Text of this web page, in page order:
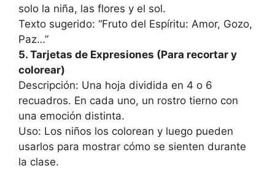
solo la niña, las flores y el sol.
Texto sugerido: “Fruto del Espíritu: Amor, Gozo,
Paz…”
5. Tarjetas de Expresiones (Para recortar y
colorear)
Descripción: Una hoja dividida en 4 o 6
recuadros. En cada uno, un rostro tierno con
una emoción distinta.
Uso: Los niños los colorean y luego pueden
usarlos para mostrar cómo se sienten durante
la clase.